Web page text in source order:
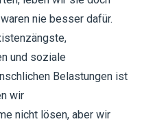
nie besser dafür.
und soziale
Belastungen ist
wir
nicht lösen, aber wir